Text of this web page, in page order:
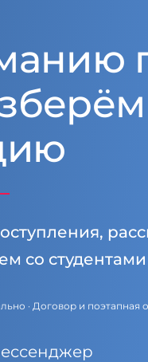
со
· Договор и поэтапная